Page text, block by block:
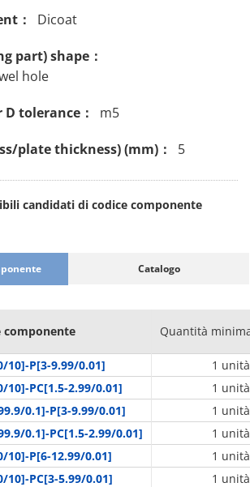
： Dicoat
part) shape：
hole
tolerance： m5
plate thickness) (mm)： 5
candidati di codice componente
Catalogo
componente Quantità
10]-P[3-9.99/0.01]
1 unità
10]-PC[1.5-2.99/0.01]
1 unità
0.1]-P[3-9.99/0.01]
1 unità
0.1]-PC[1.5-2.99/0.01]
1 unità
10]-P[6-12.99/0.01]
1 unità
10]-PC[3-5.99/0.01]
1 unità